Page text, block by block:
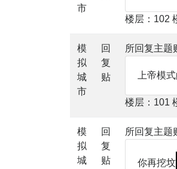
市
楼层：102
模
拟
城
市
回
复
贴
所回复主题
上帝模
楼层：101
模
拟
城
回
复
贴
所回复主题
你再挖坟